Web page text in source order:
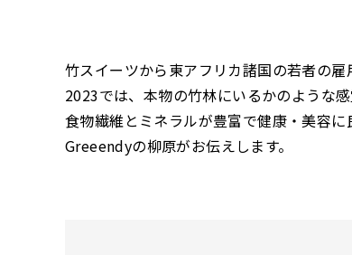
竹スイーツから東アフリカ諸国の若者の
2023では、本物の竹林にいるかのような
食物繊維とミネラルが豊富で健康・美容
Greeendyの柳原がお伝えします。